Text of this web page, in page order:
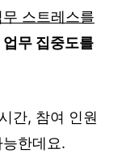
스트레스를
업무 집중도를
간, 참여 인원
한데요.